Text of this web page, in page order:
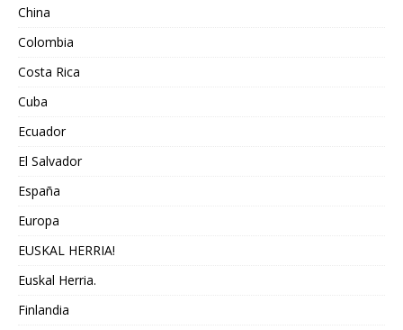
China
Colombia
Costa Rica
Cuba
Ecuador
El Salvador
España
Europa
EUSKAL HERRIA!
Euskal Herria.
Finlandia